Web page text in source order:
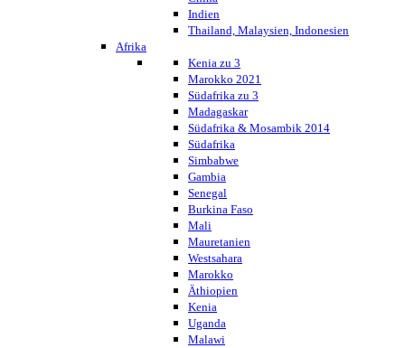
Indien
Thailand, Malaysien, Indonesien
Afrika
Kenia zu 3
Marokko 2021
Südafrika zu 3
Madagaskar
Südafrika & Mosambik 2014
Südafrika
Simbabwe
Gambia
Senegal
Burkina Faso
Mali
Mauretanien
Westsahara
Marokko
Äthiopien
Kenia
Uganda
Malawi